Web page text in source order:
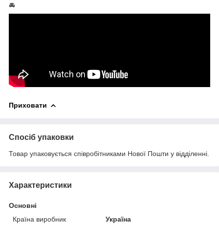
🚘
Приховати
Спосіб упаковки
Товар упаковується співробітниками Нової Пошти у відділенні.
Характеристики
Основні
Країна виробник
Україна